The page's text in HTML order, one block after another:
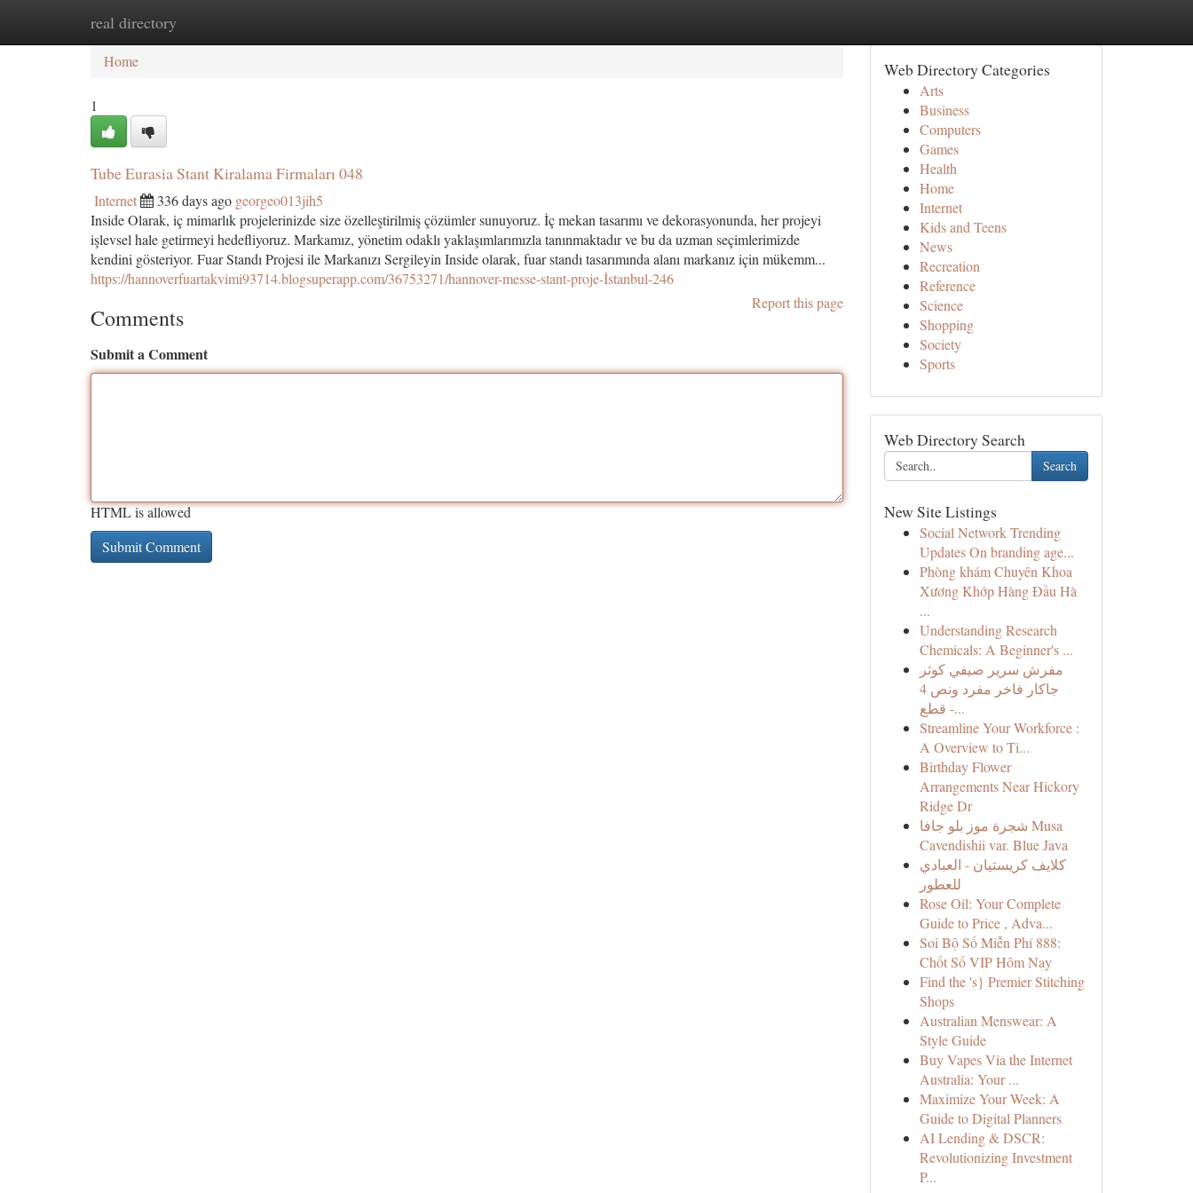
real directory
Home
Home
1
Tube Eurasia Stant Kiralama Firmaları 048
Internet 336 days ago georgeo013jih5
Inside Olarak, iç mimarlık projelerinizde size özelleştirilmiş çözümler sunuyoruz. İç mekan tasarımı ve dekorasyonunda, her projeyi
işlevsel hale getirmeyi hedefliyoruz. Markamız, yönetim odaklı yaklaşımlarımızla tanınmaktadır ve bu da uzman seçimlerimizde
kendini gösteriyor. Fuar Standı Projesi ile Markanızı Sergileyin Inside olarak, fuar standı tasarımında alanı markanız için mükemm...
https://hannoverfuartakvimi93714.blogsuperapp.com/36753271/hannover-messe-stant-proje-İstanbul-246
Report this page
Comments
Submit a Comment
HTML is allowed
Web Directory Categories
Arts
Business
Computers
Games
Health
Home
Internet
Kids and Teens
News
Recreation
Reference
Science
Shopping
Society
Sports
Web Directory Search
Search
New Site Listings
Social Network Trending
Updates On branding age...
Phòng khám Chuyên Khoa
Xương Khớp Hàng Đầu Hà
...
Understanding Research
Chemicals: A Beginner's ...
مفرش سرير صيفي كوثر
جاكار فاخر مفرد ونص 4
قطع -...
Streamline Your Workforce :
A Overview to Ti...
Birthday Flower
Arrangements Near Hickory
Ridge Dr
شجرة موز بلو جافا Musa
Cavendishii var. Blue Java
كلايف كريستيان - العبادي
للعطور
Rose Oil: Your Complete
Guide to Price , Adva...
Soi Bộ Số Miễn Phí 888:
Chốt Số VIP Hôm Nay
Find the 's} Premier Stitching
Shops
Australian Menswear: A
Style Guide
Buy Vapes Via the Internet
Australia: Your ...
Maximize Your Week: A
Guide to Digital Planners
AI Lending & DSCR:
Revolutionizing Investment
P...